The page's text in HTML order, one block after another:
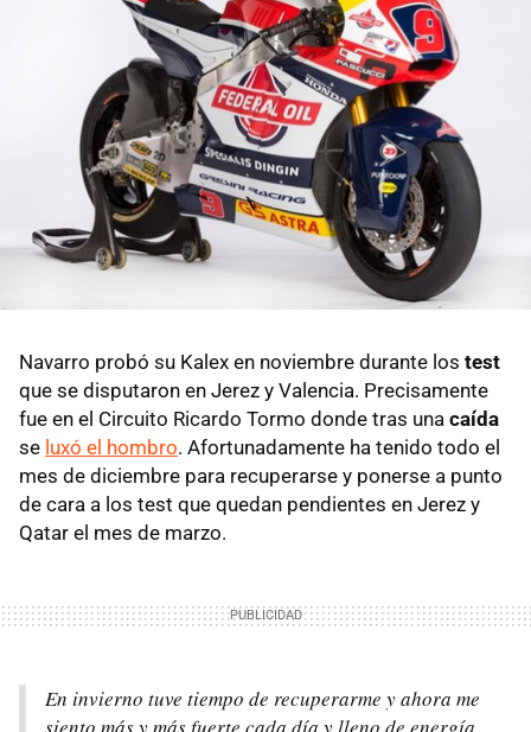
Navarro probó su Kalex en noviembre durante los test
que se disputaron en Jerez y Valencia. Precisamente
fue en el Circuito Ricardo Tormo donde tras una caída
se luxó el hombro. Afortunadamente ha tenido todo el
mes de diciembre para recuperarse y ponerse a punto
de cara a los test que quedan pendientes en Jerez y
Qatar el mes de marzo.
En invierno tuve tiempo de recuperarme y ahora me
siento más y más fuerte cada día y lleno de energía.